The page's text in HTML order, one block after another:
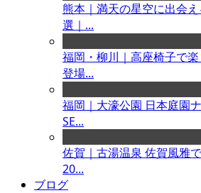
熊本｜満天の星空に出会
選｜...
福岡・柳川｜高座椅子で
登場...
福岡｜大濠公園 日本庭園
SE...
佐賀｜古湯温泉 佐賀風雅
20...
ブログ